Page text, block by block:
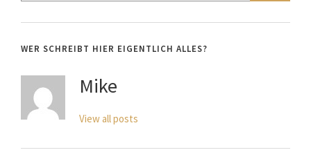
WER SCHREIBT HIER EIGENTLICH ALLES?
Mike
View all posts